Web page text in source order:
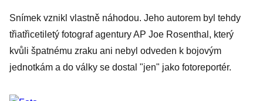
Snímek vznikl vlastně náhodou. Jeho autorem byl tehdy
třiatřicetiletý fotograf agentury AP Joe Rosenthal, který
kvůli špatnému zraku ani nebyl odveden k bojovým
jednotkám a do války se dostal "jen" jako fotoreportér.